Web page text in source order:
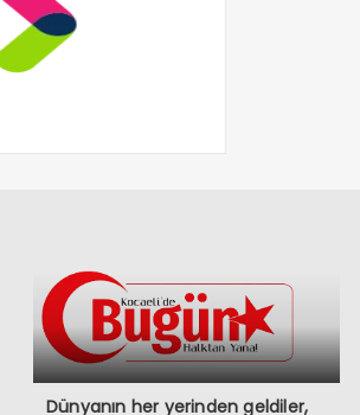
Dünyanın her yerinden geldiler,